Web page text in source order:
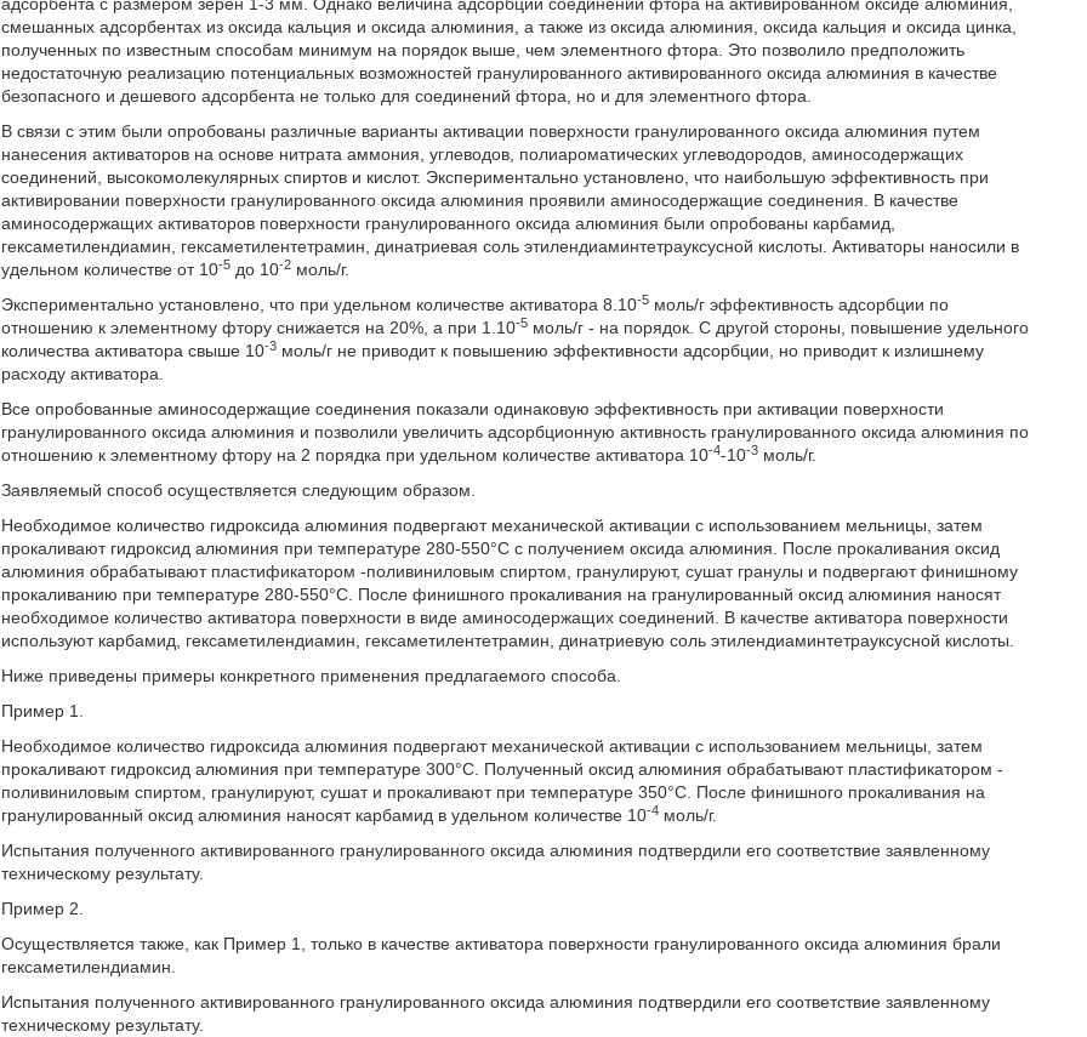
смешанных адсорбентах из оксида кальция и оксида алюминия, а также из оксида алюминия, оксида кальция и оксида цинка,
полученных по известным способам минимум на порядок выше, чем элементного фтора. Это позволило предположить
недостаточную реализацию потенциальных возможностей гранулированного активированного оксида алюминия в качестве
безопасного и дешевого адсорбента не только для соединений фтора, но и для элементного фтора.
В связи с этим были опробованы различные варианты активации поверхности гранулированного оксида алюминия путем
нанесения активаторов на основе нитрата аммония, углеводов, полиароматических углеводородов, аминосодержащих
соединений, высокомолекулярных спиртов и кислот. Экспериментально установлено, что наибольшую эффективность при
активировании поверхности гранулированного оксида алюминия проявили аминосодержащие соединения. В качестве
аминосодержащих активаторов поверхности гранулированного оксида алюминия были опробованы карбамид,
гексаметилендиамин, гексаметилентетрамин, динатриевая соль этилендиаминтетрауксусной кислоты. Активаторы наносили в
удельном количестве от 10-5 до 10-2 моль/г.
Экспериментально установлено, что при удельном количестве активатора 8.10-5 моль/г эффективность адсорбции по
отношению к элементному фтору снижается на 20%, а при 1.10-5 моль/г - на порядок. С другой стороны, повышение удельного
количества активатора свыше 10-3 моль/г не приводит к повышению эффективности адсорбции, но приводит к излишнему
расходу активатора.
Все опробованные аминосодержащие соединения показали одинаковую эффективность при активации поверхности
гранулированного оксида алюминия и позволили увеличить адсорбционную активность гранулированного оксида алюминия по
отношению к элементному фтору на 2 порядка при удельном количестве активатора 10-4-10-3 моль/г.
Заявляемый способ осуществляется следующим образом.
Необходимое количество гидроксида алюминия подвергают механической активации с использованием мельницы, затем
прокаливают гидроксид алюминия при температуре 280-550°С с получением оксида алюминия. После прокаливания оксид
алюминия обрабатывают пластификатором -поливиниловым спиртом, гранулируют, сушат гранулы и подвергают финишному
прокаливанию при температуре 280-550°С. После финишного прокаливания на гранулированный оксид алюминия наносят
необходимое количество активатора поверхности в виде аминосодержащих соединений. В качестве активатора поверхности
используют карбамид, гексаметилендиамин, гексаметилентетрамин, динатриевую соль этилендиаминтетрауксусной кислоты.
Ниже приведены примеры конкретного применения предлагаемого способа.
Пример 1.
Необходимое количество гидроксида алюминия подвергают механической активации с использованием мельницы, затем
прокаливают гидроксид алюминия при температуре 300°С. Полученный оксид алюминия обрабатывают пластификатором -
поливиниловым спиртом, гранулируют, сушат и прокаливают при температуре 350°С. После финишного прокаливания на
гранулированный оксид алюминия наносят карбамид в удельном количестве 10-4 моль/г.
Испытания полученного активированного гранулированного оксида алюминия подтвердили его соответствие заявленному
техническому результату.
Пример 2.
Осуществляется также, как Пример 1, только в качестве активатора поверхности гранулированного оксида алюминия брали
гексаметилендиамин.
Испытания полученного активированного гранулированного оксида алюминия подтвердили его соответствие заявленному
техническому результату.